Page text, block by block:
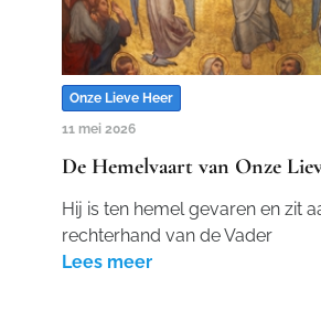
Onze Lieve Heer
11 mei 2026
De Hemelvaart van Onze
Hij is ten hemel gevaren en zit
rechterhand van de Vader
Lees meer